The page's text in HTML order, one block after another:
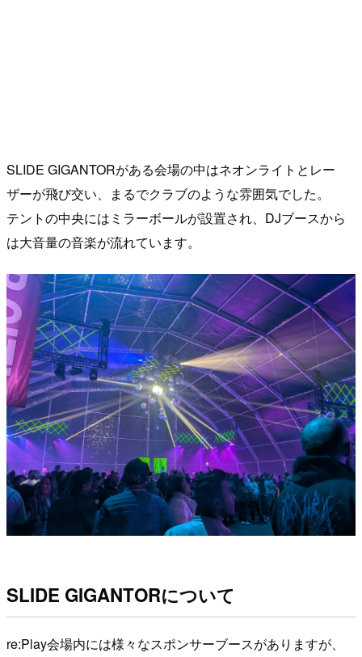
SLIDE GIGANTORがある会場の中はネオンライトとレー
ザーが飛び交い、まるでクラブのような雰囲気でした。
テントの中央にはミラーボールが設置され、DJブースから
は大音量の音楽が流れています。
SLIDE GIGANTORについて
re:Play会場内には様々なスポンサーブースがありますが、